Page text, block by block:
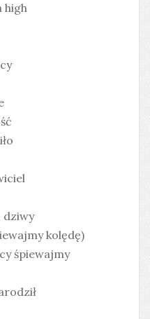
high
dziwy
kolędę)
śpiewajmy